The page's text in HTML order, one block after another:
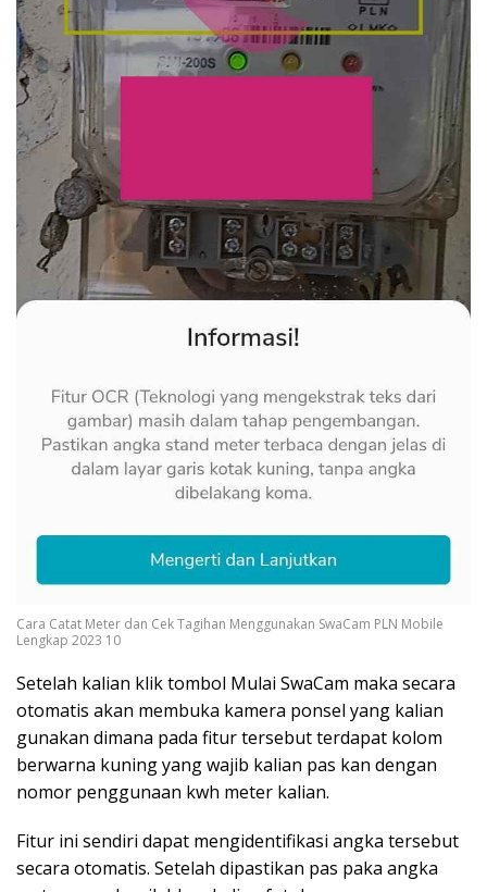
Cara Catat Meter dan Cek Tagihan Menggunakan SwaCam PLN Mobile
Lengkap 2023 10
Setelah kalian klik tombol Mulai SwaCam maka secara
otomatis akan membuka kamera ponsel yang kalian
gunakan dimana pada fitur tersebut terdapat kolom
berwarna kuning yang wajib kalian pas kan dengan
nomor penggunaan kwh meter kalian.
Fitur ini sendiri dapat mengidentifikasi angka tersebut
secara otomatis. Setelah dipastikan pas paka angka